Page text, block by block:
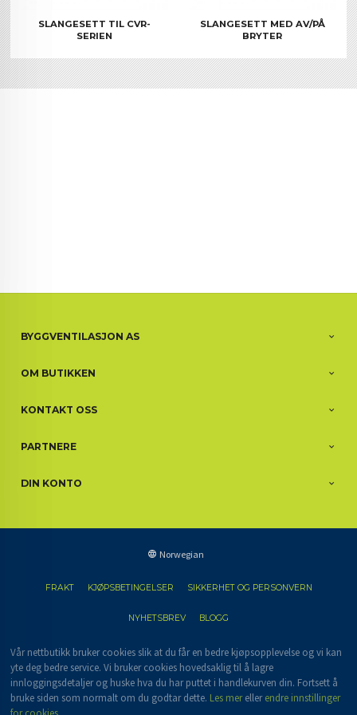
SLANGESETT TIL CVR-
SERIEN
SLANGESETT MED AV/PÅ
BRYTER
BYGGVENTILASJON AS
OM BUTIKKEN
KONTAKT OSS
PARTNERE
DIN KONTO
Norwegian
FRAKT KJØPSBETINGELSER SIKKERHET OG PERSONVERN
NYHETSBREV BLOGG
Vår nettbutikk bruker cookies slik at du får en bedre kjøpsopplevelse og vi kan
yte deg bedre service. Vi bruker cookies hovedsaklig til å lagre
innloggingsdetaljer og huske hva du har puttet i handlekurven din. Fortsett å
bruke siden som normalt om du godtar dette. Les merellerendre innstillinger